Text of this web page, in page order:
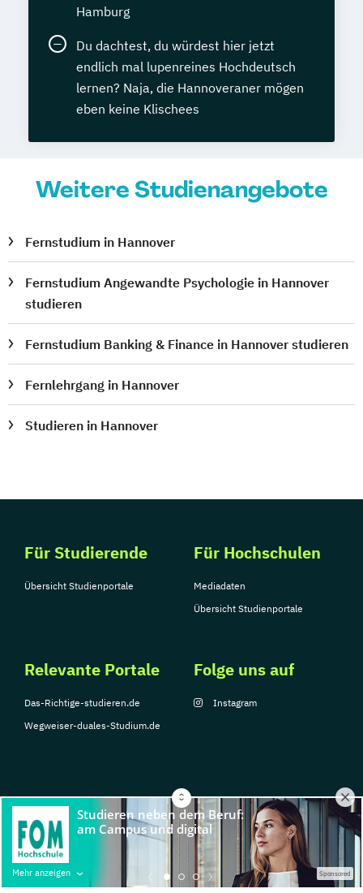
Mehr anzeigen Sponsored
Hamburg
Du dachtest, du würdest hier jetzt
endlich mal lupenreines Hochdeutsch
lernen? Naja, die Hannoveraner mögen
eben keine Klischees
Weitere Studienangebote
Fernstudium in Hannover
Fernstudium Angewandte Psychologie in Hannover
studieren
Fernstudium Banking & Finance in Hannover studieren
Fernlehrgang in Hannover
Studieren in Hannover
Für Studierende
Übersicht Studienportale
Für Hochschulen
Mediadaten
Übersicht Studienportale
Relevante Portale
Das-Richtige-studieren.de
Wegweiser-duales-Studium.de
Folge uns auf
Instagram
© Copyright 2026, TarGroup Media GmbH
Impressum
uns
Datenschutzerklärung Nutzungsbedingungen